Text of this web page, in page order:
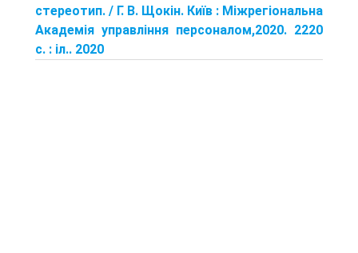
стереотип. / Г. В. Щокін. Київ : Міжрегіональна
Академія управління персоналом,2020. 2220
с. : іл.. 2020